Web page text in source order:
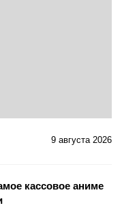
9 августа 2026
кассовое аниме